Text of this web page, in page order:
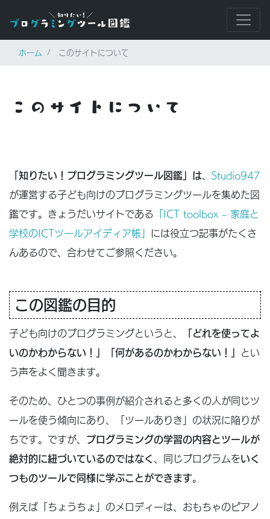
ホーム このサイトについて
このサイトについて
「知りたい！プログラミングツール図鑑」は
Studio947
が運営する子ども向けのプログラミングツールを集めた図
鑑です。きょうだいサイトである 「ICT toolbox – 家庭と
学校のICTツールアイディア帳」
には役立つ記事がたくさ
んあるので、合わせてご参照ください。
この図鑑の目的
子ども向けのプログラミングというと、
「どれを使ってよ
いのかわからない！」「何があるのかわからない！」
とい
う声をよく聞きます。
そのため、ひとつの事例が紹介されると多くの人が同じツ
ールを使う傾向にあり、「ツールありき」の状況に陥りが
ちです。ですが、 プログラミングの学習の内容とツールが
絶対的に紐づいているのではなく
、同じプログラムをいく
つものツールで同様に学ぶことができます。
例えば「ちょうちょ」のメロディーは、おもちゃのピアノ